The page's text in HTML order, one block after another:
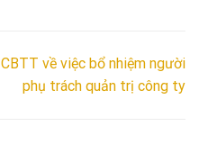
CBTT về việc bổ nhiệm người
phụ trách quản trị công ty